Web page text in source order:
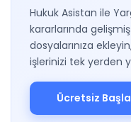
Hukuk Asistan ile
kararlarında
dosyalarınıza
işlerinizi tek yerden
Ücretsiz